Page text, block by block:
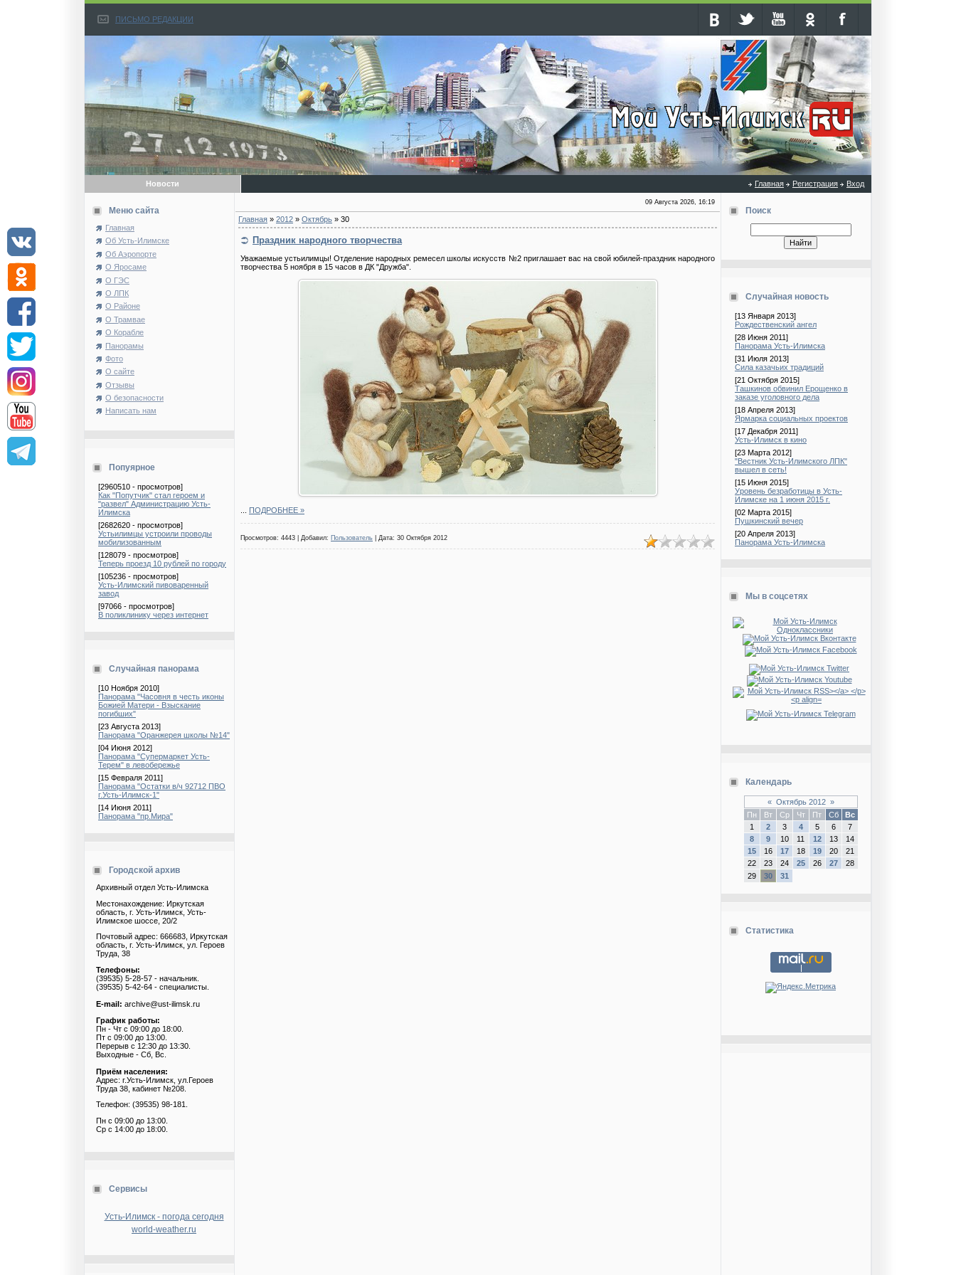
ПИСЬМО РЕДАКЦИИ
Новости Главная Регистрация Вход
Меню сайта
Главная
Об Усть-Илимске
Об Аэропорте
О Яросаме
О ГЭС
О ЛПК
О Районе
О Трамвае
О Корабле
Панорамы
Фото
О сайте
Отзывы
О безопасности
Написать нам
Попуярное
[2960510 - просмотров]
Как "Попутчик" стал героем и
"развел" Администрацию Усть-
Илимска
[2682620 - просмотров]
Устьилимцы устроили проводы
мобилизованным
[128079 - просмотров]
Теперь проезд 10 рублей по городу
[105236 - просмотров]
Усть-Илимский пивоваренный
завод
[97066 - просмотров]
В поликлинику через интернет
Случайная панорама
[10 Ноября 2010]
Панорама "Часовня в честь иконы
Божией Матери - Взыскание
погибших"
[23 Августа 2013]
Панорама "Оранжерея школы №14"
[04 Июня 2012]
Панорама "Супермаркет Усть-
Терем" в левобережье
[15 Февраля 2011]
Панорама "Остатки в/ч 92712 ПВО
г.Усть-Илимск-1"
[14 Июня 2011]
Панорама "пр.Мира"
Городской архив
Архивный отдел Усть-Илимска
Местонахождение: Иркутская
область, г. Усть-Илимск, Усть-
Илимское шоссе, 20/2
Почтовый адрес: 666683, Иркутская
область, г. Усть-Илимск, ул. Героев
Труда, 38
Телефоны:
(39535) 5-28-57 - начальник.
(39535) 5-42-64 - специалисты.
E-mail: archive@ust-ilimsk.ru
График работы:
Пн - Чт с 09:00 до 18:00.
Пт с 09:00 до 13:00.
Перерыв с 12:30 до 13:30.
Выходные - Сб, Вс.
Приём населения:
Адрес: г.Усть-Илимск, ул.Героев
Труда 38, кабинет №208.
Телефон: (39535) 98-181.
Пн с 09:00 до 13:00.
Ср с 14:00 до 18:00.
Сервисы
Усть-Илимск - погода сегодня
world-weather.ru
09 Августа 2026, 16:19
Главная » 2012 » Октябрь » 30
Праздник народного творчества
Уважаемые устьилимцы! Отделение народных ремесел школы искусств №2 приглашает вас на свой юбилей-праздник народного
творчества 5 ноября в 15 часов в ДК "Дружба".
ПОДРОБНЕЕ »
Просмотров: 4443 | Добавил: Пользователь | Дата: 30 Октября 2012
Поиск
Случайная новость
[13 Января 2013]
Рождественский ангел
[28 Июня 2011]
Панорама Усть-Илимска
[31 Июля 2013]
Сила казачьих традиций
[21 Октября 2015]
Ташкинов обвинил Ерощенко в
заказе уголовного дела
[18 Апреля 2013]
Ярмарка социальных проектов
[17 Декабря 2011]
Усть-Илимск в кино
[23 Марта 2012]
"Вестник Усть-Илимского ЛПК"
вышел в сеть!
[15 Июня 2015]
Уровень безработицы в Усть-
Илимске на 1 июня 2015 г.
[02 Марта 2015]
Пушкинский вечер
[20 Апреля 2013]
Панорама Усть-Илимска
Мы в соцсетях
Календарь
« Октябрь 2012 »
Пн
Вт Ср Чт Пт Сб
Вс
1
2 3 4 5 6
7
8
9 10 11 12 13
14
15
16 17 18 19 20
21
22
23 24 25 26 27
28
29
30 31
Статистика